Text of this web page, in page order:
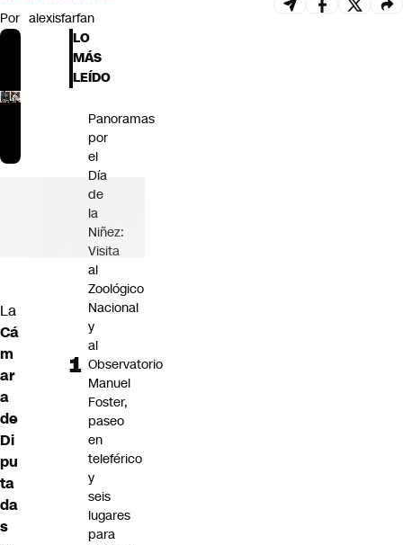
Por alexisfarfan
La
Cá
m
ar
a
de
Di
pu
ta
da
s
LO
MÁS
LEÍDO
Panoramas
por
el
Día
de
la
Niñez:
Visita
al
Zoológico
Nacional
y
al
Observatorio
Manuel
Foster,
paseo
en
teleférico
y
seis
lugares
para